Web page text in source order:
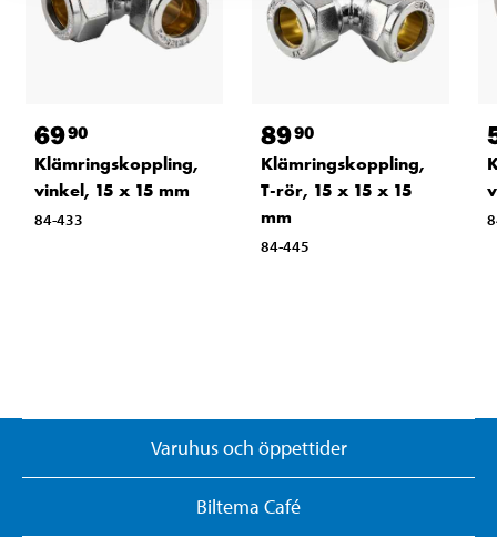
6990
Klämringskoppling,
vinkel, 15 x 15 mm
84-433
8990
Klämringskoppling,
T-rör, 15 x 15 x 15
mm
84-445
Varuhus och öppettider
Biltema Café